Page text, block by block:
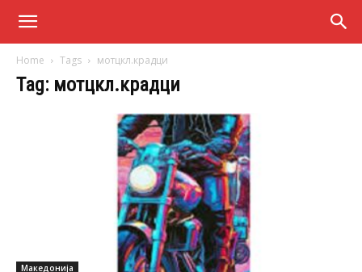
Home Tags мотцкл.крадци
Tag: мотцкл.крадци
Македонија